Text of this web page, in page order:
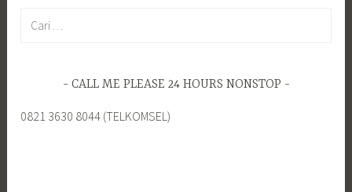
CALL ME PLEASE 24 HOURS NONSTOP
0821 3630 8044 (TELKOMSEL)